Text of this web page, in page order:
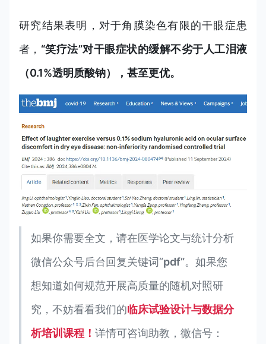
研究结果表明，对于角膜染色有限的干眼症患
者， “笑疗法”对干眼症状的缓解不劣于人工泪液
（0.1%透明质酸钠），甚至更优。
如果你需要全文，请在医学论文与统计分析
微信公众号后台回复关键词“pdf”。如果您
想知道如何规范开展高质量的随机对照研
究，不妨看看我们的临床试验设计与数据分
析培训课程！ 详情可咨询助教，微信号：